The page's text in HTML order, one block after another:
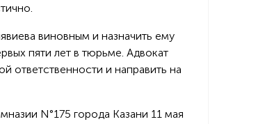
виновным и назначить ему
пяти лет в тюрьме. Адвокат
ответственности и направить на
N°175 города Казани 11 мая